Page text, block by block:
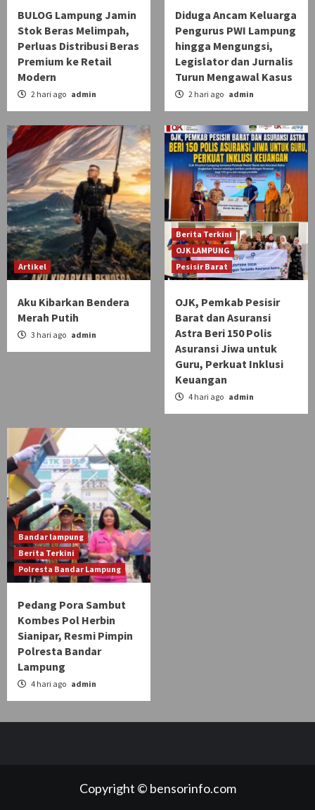
BULOG Lampung Jamin
Stok Beras Melimpah,
Perluas Distribusi Beras
Premium ke Retail
Modern
2 hari ago admin
Diduga Ancam Keluarga
Pengurus PWI Lampung
hingga Mengungsi,
Legislator dan Jurnalis
Turun Mengawal Kasus
2 hari ago admin
Artikel
Aku Kibarkan Bendera
Merah Putih
3 hari ago admin
Berita Terkini
OJK LAMPUNG
Pesisir Barat
OJK, Pemkab Pesisir
Barat dan Asuransi
Astra Beri 150 Polis
Asuransi Jiwa untuk
Guru, Perkuat Inklusi
Keuangan
4 hari ago admin
Bandar lampung
Berita Terkini
Polresta Bandar Lampung
Pedang Pora Sambut
Kombes Pol Herbin
Sianipar, Resmi Pimpin
Polresta Bandar
Lampung
4 hari ago admin
Copyright © bensorinfo.com